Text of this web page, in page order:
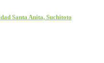
Santa Anita, Suchitoto